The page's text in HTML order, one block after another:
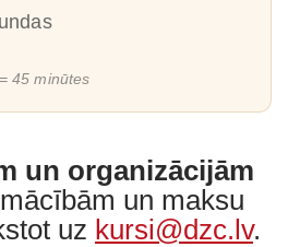
45 minūtes
un organizācijām
un maksu
uz kursi@dzc.lv.